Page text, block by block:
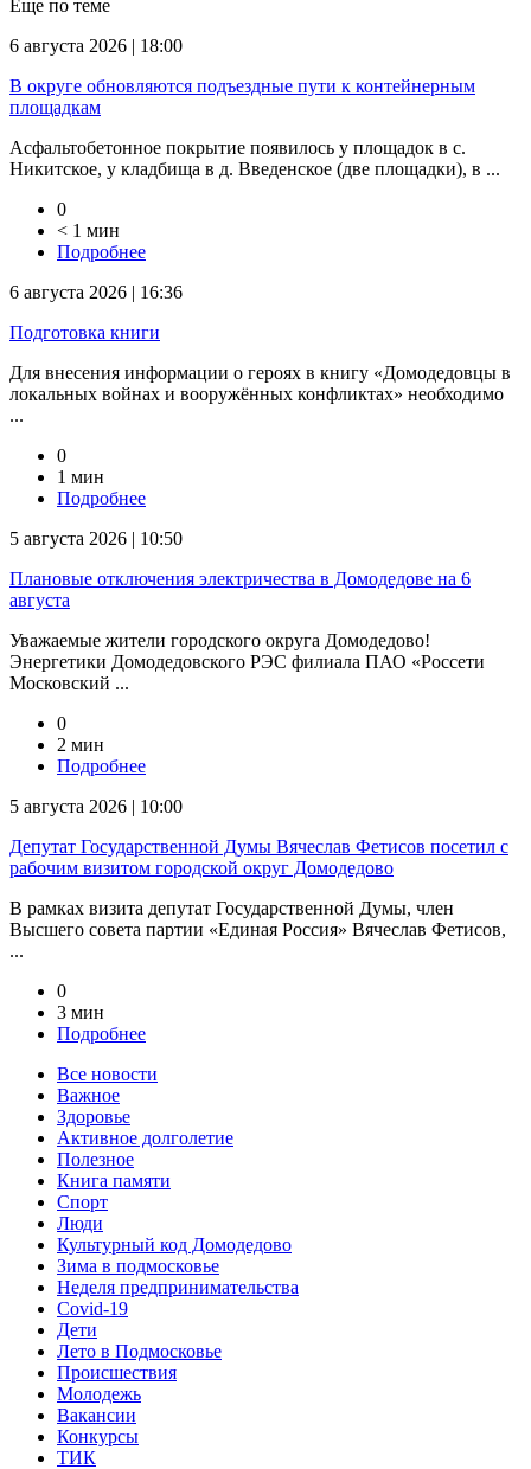
Еще по теме
6 августа 2026 | 18:00
В округе обновляются подъездные пути к контейнерным
площадкам
Асфальтобетонное покрытие появилось у площадок в с.
Никитское, у кладбища в д. Введенское (две площадки), в ...
0
< 1 мин
Подробнее
6 августа 2026 | 16:36
Подготовка книги
Для внесения информации о героях в книгу «Домодедовцы в
локальных войнах и вооружённых конфликтах» необходимо
...
0
1 мин
Подробнее
5 августа 2026 | 10:50
Плановые отключения электричества в Домодедове на 6
августа
Уважаемые жители городского округа Домодедово!
Энергетики Домодедовского РЭС филиала ПАО «Россети
Московский ...
0
2 мин
Подробнее
5 августа 2026 | 10:00
Депутат Государственной Думы Вячеслав Фетисов посетил с
рабочим визитом городской округ Домодедово
В рамках визита депутат Государственной Думы, член
Высшего совета партии «Единая Россия» Вячеслав Фетисов,
...
0
3 мин
Подробнее
Все новости
Важное
Здоровье
Активное долголетие
Полезное
Книга памяти
Спорт
Люди
Культурный код Домодедово
Зима в подмосковье
Неделя предпринимательства
Covid-19
Дети
Лето в Подмосковье
Происшествия
Молодежь
Вакансии
Конкурсы
ТИК